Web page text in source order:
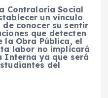
Contraloría Social
un vínculo
conocer su sentir
que detecten
la Obra Pública, el
labor no implicará
Interna ya que será
del